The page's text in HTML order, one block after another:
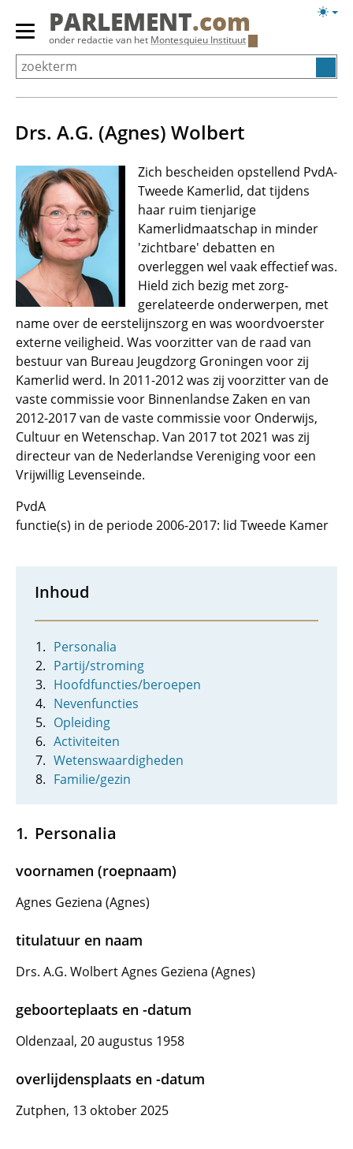
Overslaan
Primair
menu
tonen/verbergen
PARLEMENT.com
onder redactie van het Montesquieu Instituut
Drs. A.G. (Agnes) Wolbert
Zich bescheiden opstellend PvdA-
Tweede Kamerlid, dat tijdens
haar ruim tienjarige
Kamerlidmaatschap in minder
'zichtbare' debatten en
overleggen wel vaak effectief was.
Hield zich bezig met zorg-
gerelateerde onderwerpen, met
name over de eerstelijnszorg en was woordvoerster
externe veiligheid. Was voorzitter van de raad van
bestuur van Bureau Jeugdzorg Groningen voor zij
Kamerlid werd. In 2011-2012 was zij voorzitter van de
vaste commissie voor Binnenlandse Zaken en van
2012-2017 van de vaste commissie voor Onderwijs,
Cultuur en Wetenschap. Van 2017 tot 2021 was zij
directeur van de Nederlandse Vereniging voor een
Vrijwillig Levenseinde.
PvdA
functie(s) in de periode 2006-2017: lid Tweede Kamer
Inhoud
Personalia
Partij/stroming
Hoofdfuncties/beroepen
Nevenfuncties
Opleiding
Activiteiten
Wetenswaardigheden
Familie/gezin
Personalia
voornamen (roepnaam)
Agnes Geziena (Agnes)
titulatuur en naam
Drs. A.G. Wolbert Agnes Geziena (Agnes)
geboorteplaats en -datum
Oldenzaal, 20 augustus 1958
overlijdensplaats en -datum
Zutphen, 13 oktober 2025